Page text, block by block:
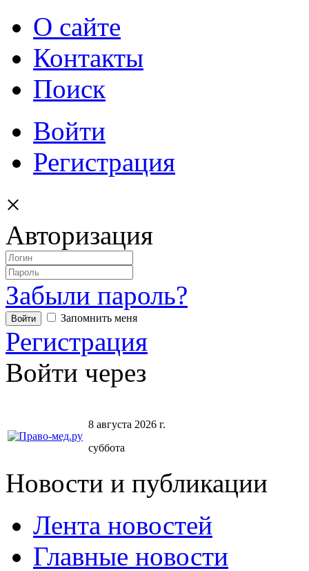
О сайте
Контакты
Поиск
Войти
Регистрация
×
Авторизация
Забыли пароль?
Запомнить меня
Регистрация
Войти через
8 августа 2026 г.
суббота
Новости и публикации
Лента новостей
Главные новости